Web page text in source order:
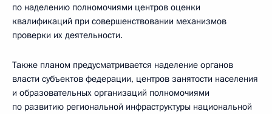
по наделению полномочиями центров оценки
квалификаций при совершенствовании механизмов
проверки их деятельности.
Также планом предусматривается наделение органов
власти субъектов федерации, центров занятости населения
и образовательных организаций полномочиями
по развитию региональной инфраструктуры национальной